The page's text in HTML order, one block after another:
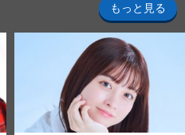
もっと見る